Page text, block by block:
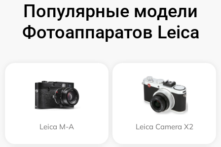
Популярные модели
Фотоаппаратов Leica
Leica M-A Leica Camera X2